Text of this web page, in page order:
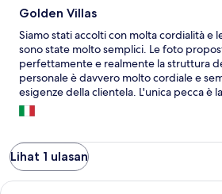
Golden Villas
Siamo stati accolti con molta cordialità e
sono state molto semplici. Le foto
perfettamente e realmente la struttura
personale è davvero molto cordiale e
esigenze della clientela. L'unica pecca è
solo per una sera e le pulizie. Il giorno
pulito la camera e non hanno messo la
proposta. Il panorama è davvero
tranquillamente. Consigliata una
Lihat 1 ulasan